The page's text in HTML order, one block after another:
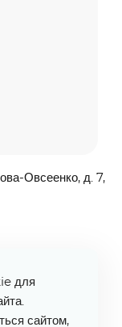
Овсеенко, д. 7,
для
сайтом,